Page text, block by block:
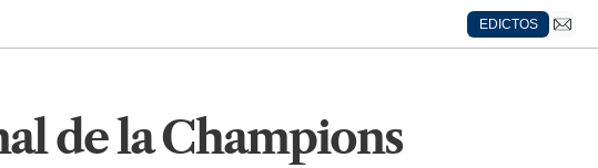
EDICTOS
de la Champions